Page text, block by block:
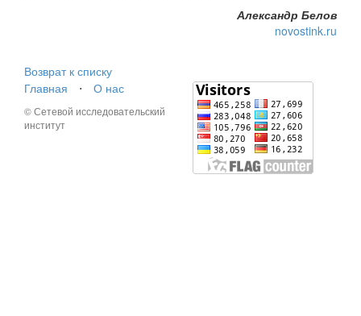
Александр Белов
novostink.ru
Возврат к списку
Главная
⋅ О нас
© Сетевой исследовательский
институт